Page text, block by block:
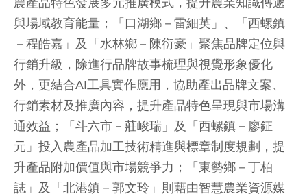
與場域教育能量；「口湖鄉－雷細英」、「西螺鎮
－程皓嘉」及「水林鄉－陳衍豪」聚焦品牌定位與
行銷升級，除進行品牌故事梳理與視覺形象優化
外，更結合AI工具實作應用，協助產出品牌文案、
行銷素材及推廣內容，提升產品特色呈現與市場溝
通效益；「斗六市－莊峻瑞」及「西螺鎮－廖鉦
元」投入農產品加工技術精進與標章制度規劃，提
升產品附加價值與市場競爭力；「東勢鄉－丁柏
誌」及「北港鎮－郭文玲」則藉由智慧農業資源媒